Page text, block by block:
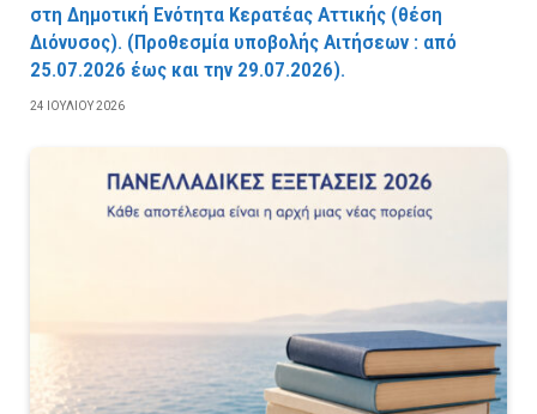
στη Δημοτική Ενότητα Κερατέας Αττικής (θέση
Διόνυσος). (Προθεσμία υποβολής Αιτήσεων : από
25.07.2026 έως και την 29.07.2026).
24 ΙΟΥΛΊΟΥ 2026